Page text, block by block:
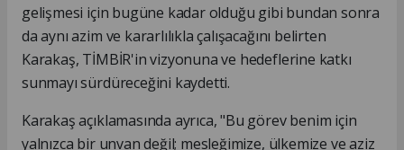
gelişmesi için bugüne kadar olduğu gibi bundan sonra
da aynı azim ve kararlılıkla çalışacağını belirten
Karakaş, TİMBİR'in vizyonuna ve hedeflerine katkı
sunmayı sürdüreceğini kaydetti.
Karakaş açıklamasında ayrıca, "Bu görev benim için
yalnızca bir unvan değil; mesleğimize, ülkemize ve aziz